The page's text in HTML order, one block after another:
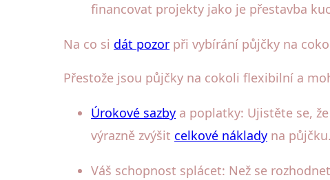
financovat projekty jako je přestavba
Na co si dát pozor při vybírání půjčky na
Přestože jsou půjčky na cokoli flexibilní a
Úrokové sazby a poplatky: Ujistěte se,
výrazně zvýšit celkové náklady na půjčku.
Váš schopnost splácet: Než se